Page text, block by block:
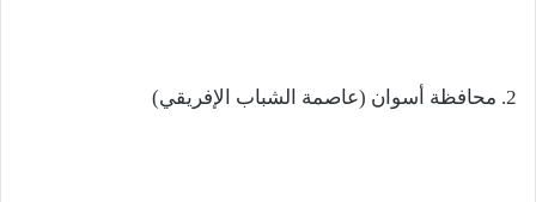
2. محافظة أسوان (عاصمة الشباب الإفريقي)